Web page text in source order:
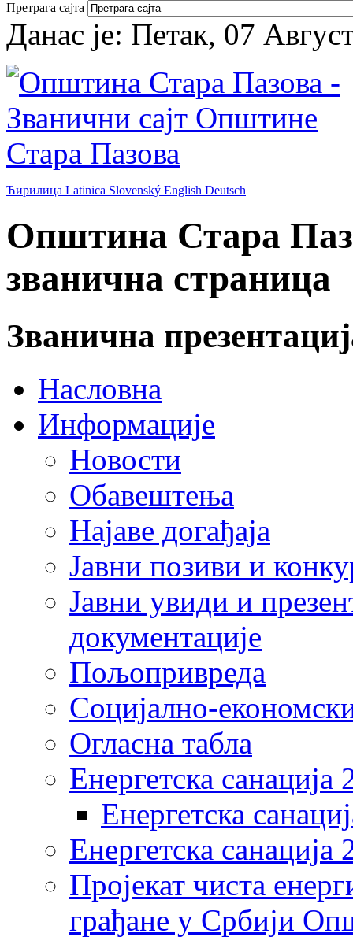
Претрага сајта
Данас је: Петак, 07
Ћирилица Latinica Slovenský English Deutsch
Општина Стара
званична страница
Званична
Насловна
Информације
Новости
Обавештења
Најаве догађаја
Јавни позиви и
Јавни увиди и
документације
Пољопривреда
Социјално-
Огласна табла
Енергетска санација
Енергетска
Енергетска
Пројекат чиста
грађане у Србији